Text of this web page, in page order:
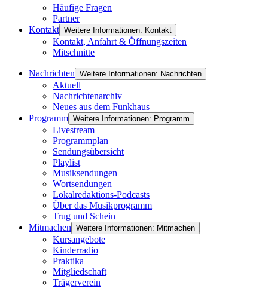
Häufige Fragen
Partner
Kontakt Weitere Informationen: Kontakt
Kontakt, Anfahrt & Öffnungszeiten
Mitschnitte
Nachrichten Weitere Informationen: Nachrichten
Aktuell
Nachrichtenarchiv
Neues aus dem Funkhaus
Programm Weitere Informationen: Programm
Livestream
Programmplan
Sendungsübersicht
Playlist
Musiksendungen
Wortsendungen
Lokalredaktions-Podcasts
Über das Musikprogramm
Trug und Schein
Mitmachen Weitere Informationen: Mitmachen
Kursangebote
Kinderradio
Praktika
Mitgliedschaft
Trägerverein